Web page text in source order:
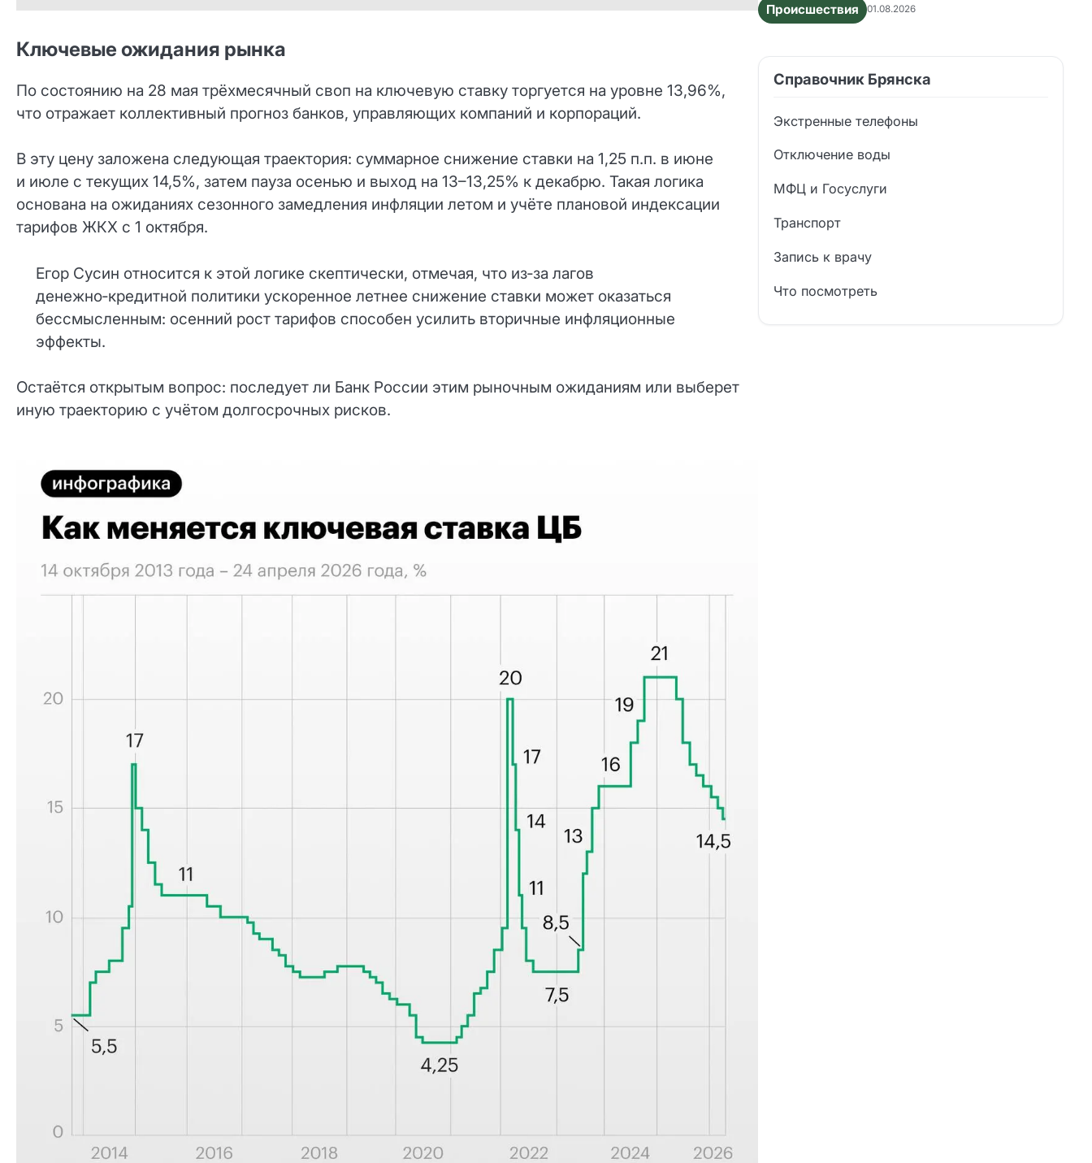
Ключевые ожидания рынка
По состоянию на 28 мая трёхмесячный своп на ключевую ставку торгуется на уровне 13,96%,
что отражает коллективный прогноз банков, управляющих компаний и корпораций.
В эту цену заложена следующая траектория: суммарное снижение ставки на 1,25 п.п. в июне
и июле с текущих 14,5%, затем пауза осенью и выход на 13–13,25% к декабрю. Такая логика
основана на ожиданиях сезонного замедления инфляции летом и учёте плановой индексации
тарифов ЖКХ с 1 октября.
Егор Сусин относится к этой логике скептически, отмечая, что из‑за лагов
денежно‑кредитной политики ускоренное летнее снижение ставки может оказаться
бессмысленным: осенний рост тарифов способен усилить вторичные инфляционные
эффекты.
Остаётся открытым вопрос: последует ли Банк России этим рыночным ожиданиям или выберет
иную траекторию с учётом долгосрочных рисков.
Происшествия
01.08.2026
Справочник Брянска
Экстренные телефоны
Отключение воды
МФЦ и Госуслуги
Транспорт
Запись к врачу
Что посмотреть